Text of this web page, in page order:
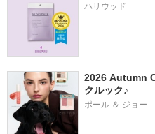
ハリウッド
2026 Autumn
クルック♪
ポール ＆ ジョー